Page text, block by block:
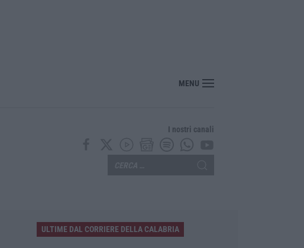
MENU
I nostri canali
ULTIME DAL CORRIERE DELLA CALABRIA